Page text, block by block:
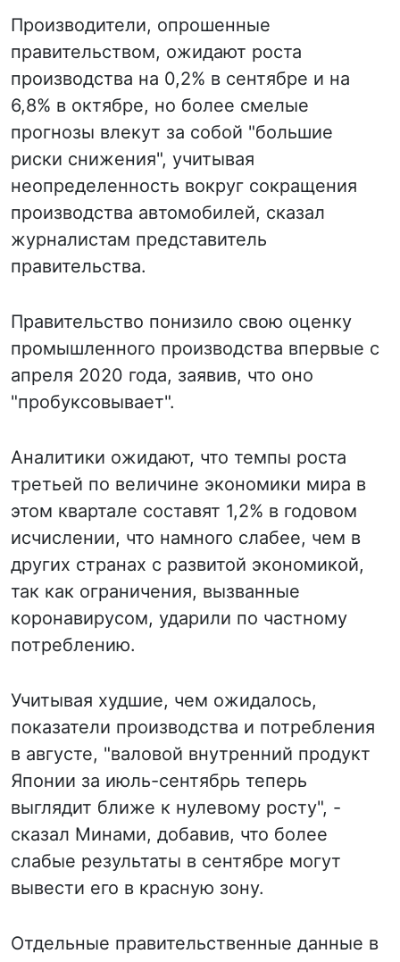
Производители, опрошенные
правительством, ожидают роста
производства на 0,2% в сентябре и на
6,8% в октябре, но более смелые
прогнозы влекут за собой "большие
риски снижения", учитывая
неопределенность вокруг сокращения
производства автомобилей, сказал
журналистам представитель
правительства.
Правительство понизило свою оценку
промышленного производства впервые с
апреля 2020 года, заявив, что оно
"пробуксовывает".
Аналитики ожидают, что темпы роста
третьей по величине экономики мира в
этом квартале составят 1,2% в годовом
исчислении, что намного слабее, чем в
других странах с развитой экономикой,
так как ограничения, вызванные
коронавирусом, ударили по частному
потреблению.
Учитывая худшие, чем ожидалось,
показатели производства и потребления
в августе, "валовой внутренний продукт
Японии за июль-сентябрь теперь
выглядит ближе к нулевому росту", -
сказал Минами, добавив, что более
слабые результаты в сентябре могут
вывести его в красную зону.
Отдельные правительственные данные в